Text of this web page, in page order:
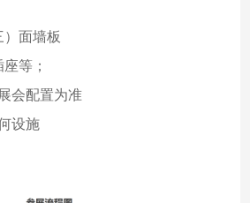
）面墙板
等；
会配置为准
设施